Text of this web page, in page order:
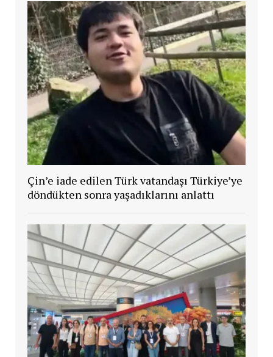
Çin’e iade edilen Türk vatandaşı Türkiye’ye
döndükten sonra yaşadıklarını anlattı